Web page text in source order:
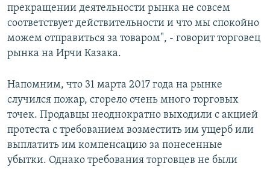
прекращении деятельности рынка не совсем
соответствует действительности и что мы спокойно
можем отправиться за товаром", - говорит торговец
рынка на Ирчи Казака.
Напомним, что 31 марта 2017 года на рынке
случился пожар, сгорело очень много торговых
точек. Продавцы неоднократно выходили с акцией
протеста с требованием возместить им ущерб или
выплатить им компенсацию за понесенные
убытки. Однако требования торговцев не были